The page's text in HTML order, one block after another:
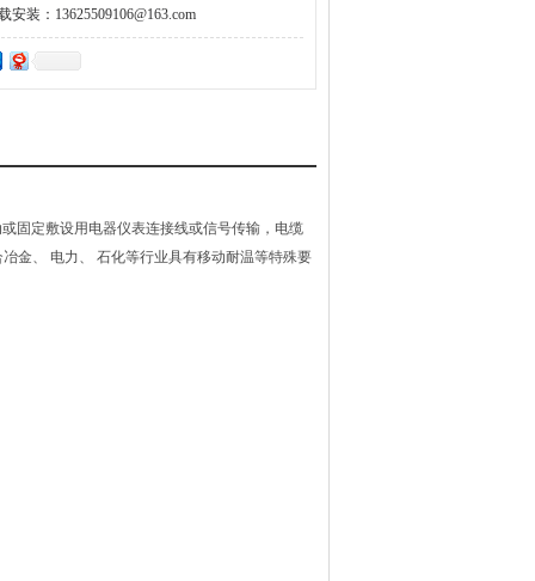
装：13625509106@163.com
定敷设用电器仪表连接线或信号传输，电缆
金、 电力、 石化等行业具有移动耐温等特殊要